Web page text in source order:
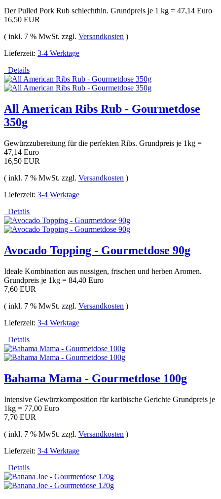
Der Pulled Pork Rub schlechthin. Grundpreis je 1 kg = 47,14 Euro
16,50 EUR
( inkl. 7 % MwSt. zzgl. Versandkosten )
Lieferzeit: 3-4 Werktage
Details
All American Ribs Rub - Gourmetdose
350g
Gewürzzubereitung für die perfekten Ribs. Grundpreis je 1kg =
47,14 Euro
16,50 EUR
( inkl. 7 % MwSt. zzgl. Versandkosten )
Lieferzeit: 3-4 Werktage
Details
Avocado Topping - Gourmetdose 90g
Ideale Kombination aus nussigen, frischen und herben Aromen.
Grundpreis je 1kg = 84,40 Euro
7,60 EUR
( inkl. 7 % MwSt. zzgl. Versandkosten )
Lieferzeit: 3-4 Werktage
Details
Bahama Mama - Gourmetdose 100g
Intensive Gewürzkomposition für karibische Gerichte Grundpreis je
1kg = 77,00 Euro
7,70 EUR
( inkl. 7 % MwSt. zzgl. Versandkosten )
Lieferzeit: 3-4 Werktage
Details